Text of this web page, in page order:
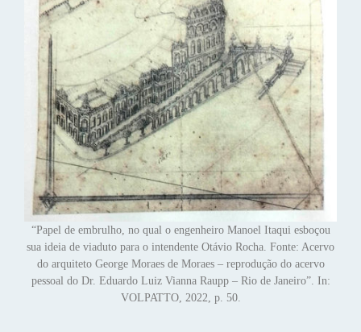
“Papel de embrulho, no qual o engenheiro Manoel Itaqui esboçou
sua ideia de viaduto para o intendente Otávio Rocha. Fonte: Acervo
do arquiteto George Moraes de Moraes – reprodução do acervo
pessoal do Dr. Eduardo Luiz Vianna Raupp – Rio de Janeiro”. In:
VOLPATTO, 2022, p. 50.